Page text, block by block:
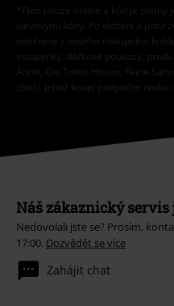
*Platí pouze online a kód je platný
slevovými kódy. Po vložení a
odečtena z vašeho nákupního
vstupenky, dárkové poukazy,
Ärzte, Die Toten Hosen, Feine
zboží, jehož koupí podpoříte nadaci.
Náš zákaznický servis
Nedovolali jste se? Prosím,
17:00. Dozvědět se více
Zahájit chat